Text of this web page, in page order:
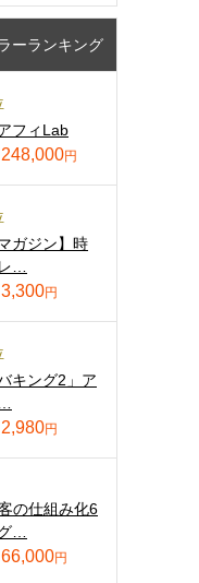
ーランキング
フィLab
248,000円
ガジン】時
…
3,300円
キング2」ア
2,980円
の仕組み化6
…
66,000円